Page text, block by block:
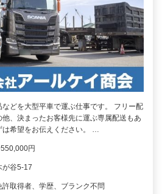
どを大型平車で運ぶ仕事です。 フリー配
、決まったお客様先に運ぶ専属配送もあ
は希望をお伝えください。 …
円
が谷5-17
許取得者、学歴、ブランク不問